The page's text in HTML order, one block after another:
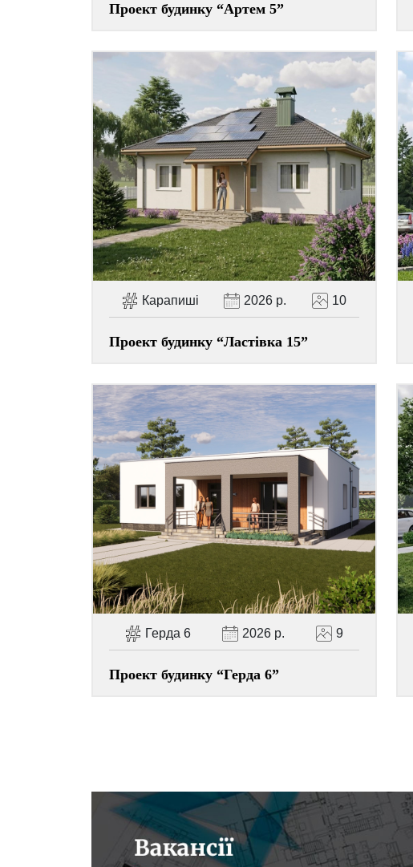
Проект будинку “Артем 5”
Карапиші 2026 р. 10
Проект будинку “Ластівка 15”
Герда 6 2026 р. 9
Проект будинку “Герда 6”